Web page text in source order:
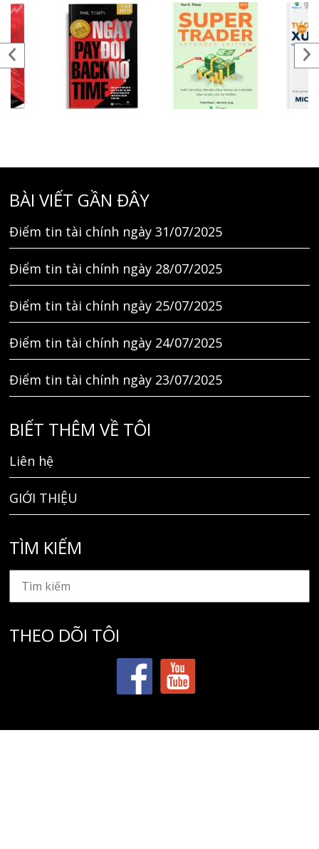
BÀI VIẾT GẦN ĐÂY
Điểm tin tài chính ngày 31/07/2025
Điểm tin tài chính ngày 28/07/2025
Điểm tin tài chính ngày 25/07/2025
Điểm tin tài chính ngày 24/07/2025
Điểm tin tài chính ngày 23/07/2025
BIẾT THÊM VỀ TÔI
Liên hệ
GIỚI THIỆU
TÌM KIẾM
THEO DÕI TÔI